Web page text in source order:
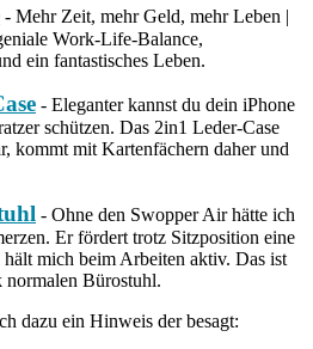
- Mehr Zeit, mehr Geld, mehr Leben |
Work-Life-Balance,
ein fantastisches Leben.
- Eleganter kannst du dein iPhone
schützen. Das 2in1 Leder-Case
kommt mit Kartenfächern daher und
- Ohne den Swopper Air hätte ich
Er fördert trotz Sitzposition eine
mich beim Arbeiten aktiv. Das ist
Bürostuhl.
dazu ein Hinweis der besagt: